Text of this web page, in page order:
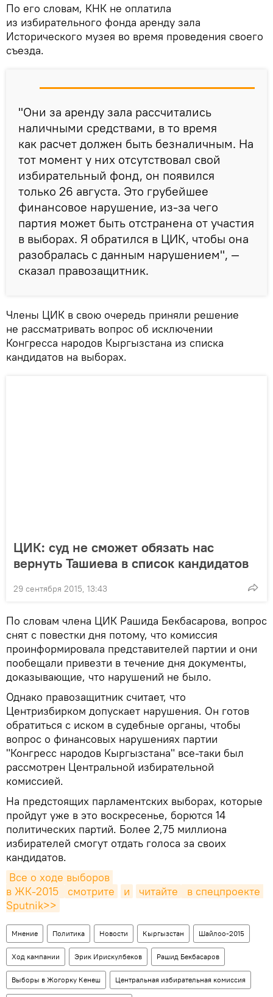
По его словам, КНК не оплатила
из избирательного фонда аренду зала
Исторического музея во время проведения своего
съезда.
"Они за аренду зала рассчитались
наличными средствами, в то время
как расчет должен быть безналичным. На
тот момент у них отсутствовал свой
избирательный фонд, он появился
только 26 августа. Это грубейшее
финансовое нарушение, из-за чего
партия может быть отстранена от участия
в выборах. Я обратился в ЦИК, чтобы она
разобралась с данным нарушением", —
сказал правозащитник.
Члены ЦИК в свою очередь приняли решение
не рассматривать вопрос об исключении
Конгресса народов Кыргызстана из списка
кандидатов на выборах.
ЦИК: суд не сможет обязать нас
вернуть Ташиева в список кандидатов
29 сентября 2015, 13:43
По словам члена ЦИК Рашида Бекбасарова, вопрос
снят с повестки дня потому, что комиссия
проинформировала представителей партии и они
пообещали привезти в течение дня документы,
доказывающие, что нарушений не было.
Однако правозащитник считает, что
Центризбирком допускает нарушения. Он готов
обратиться с иском в судебные органы, чтобы
вопрос о финансовых нарушениях партии
"Конгресс народов Кыргызстана" все-таки был
рассмотрен Центральной избирательной
комиссией.
На предстоящих парламентских выборах, которые
пройдут уже в это воскресенье, борются 14
политических партий. Более 2,75 миллиона
избирателей смогут отдать голоса за своих
кандидатов.
Все о ходе выборов
в ЖК-2015
смотрите и читайте
в спецпроекте
Sputnik>>
Мнение Политика Новости Кыргызстан Шайлоо-2015
Ход кампании Эрик Ирискулбеков Рашид Бекбасаров
Выборы в Жогорку Кенеш Центральная избирательная комиссия